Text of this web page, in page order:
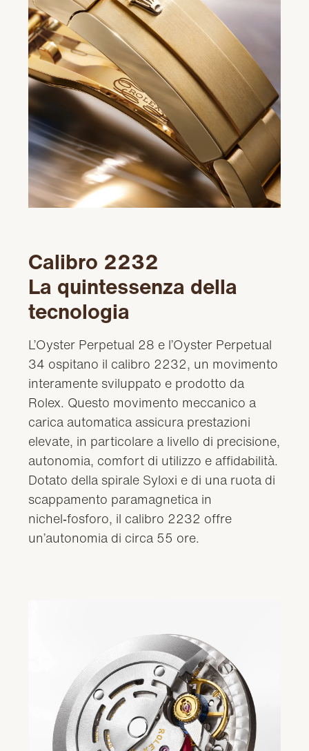
Calibro 2232
La quintessenza della
tecnologia
L’Oyster Perpetual 28 e l’Oyster Perpetual
34 ospitano il calibro 2232, un movimento
interamente sviluppato e prodotto da
Rolex. Questo movimento meccanico a
carica automatica assicura prestazioni
elevate, in particolare a livello di precisione,
autonomia, comfort di utilizzo e affidabilità.
Dotato della spirale Syloxi e di una ruota di
scappamento paramagnetica in
nichel‑fosforo, il calibro 2232 offre
un’autonomia di circa 55 ore.